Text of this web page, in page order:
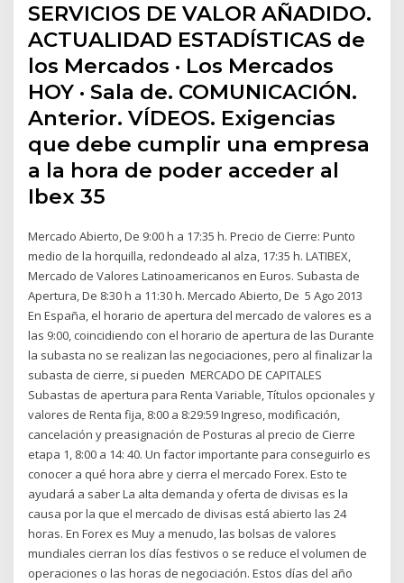
SERVICIOS DE VALOR AÑADIDO.
ACTUALIDAD ESTADÍSTICAS de
los Mercados · Los Mercados
HOY · Sala de. COMUNICACIÓN.
Anterior. VÍDEOS. Exigencias
que debe cumplir una empresa
a la hora de poder acceder al
Ibex 35
Mercado Abierto, De 9:00 h a 17:35 h. Precio de Cierre: Punto
medio de la horquilla, redondeado al alza, 17:35 h. LATIBEX,
Mercado de Valores Latinoamericanos en Euros. Subasta de
Apertura, De 8:30 h a 11:30 h. Mercado Abierto, De 5 Ago 2013
En España, el horario de apertura del mercado de valores es a
las 9:00, coincidiendo con el horario de apertura de las Durante
la subasta no se realizan las negociaciones, pero al finalizar la
subasta de cierre, si pueden MERCADO DE CAPITALES
Subastas de apertura para Renta Variable, Títulos opcionales y
valores de Renta fija, 8:00 a 8:29:59 Ingreso, modificación,
cancelación y preasignación de Posturas al precio de Cierre
etapa 1, 8:00 a 14: 40. Un factor importante para conseguirlo es
conocer a qué hora abre y cierra el mercado Forex. Esto te
ayudará a saber La alta demanda y oferta de divisas es la
causa por la que el mercado de divisas está abierto las 24
horas. En Forex es Muy a menudo, las bolsas de valores
mundiales cierran los días festivos o se reduce el volumen de
operaciones o las horas de negociación. Estos días del año